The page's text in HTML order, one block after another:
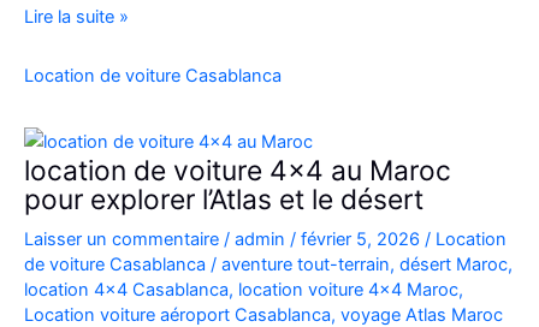
Location
Rover
Casablanca
Lire la suite »
Location de voiture Casablanca
location de voiture 4×4 au Maroc
pour explorer l’Atlas et le désert
Laisser un commentaire / admin / février 5, 2026 / Location
de voiture Casablanca / aventure tout-terrain, désert Maroc,
location 4x4 Casablanca, location voiture 4x4 Maroc,
Location voiture aéroport Casablanca, voyage Atlas Maroc